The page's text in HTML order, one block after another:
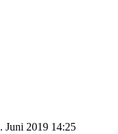
Juni 2019 14:25